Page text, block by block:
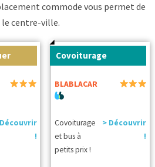
commode vous permet de
centre-ville.
!
Covoiturage
BLABLACAR
Covoiturage
et bus à
petits prix !
> Découvrir
!